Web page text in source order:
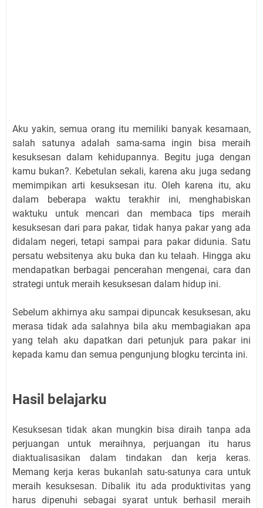
Aku yakin, semua orang itu memiliki banyak kesamaan,
salah satunya adalah sama-sama ingin bisa meraih
kesuksesan dalam kehidupannya. Begitu juga dengan
kamu bukan?. Kebetulan sekali, karena aku juga sedang
memimpikan arti kesuksesan itu. Oleh karena itu, aku
dalam beberapa waktu terakhir ini, menghabiskan
waktuku untuk mencari dan membaca tips meraih
kesuksesan dari para pakar, tidak hanya pakar yang ada
didalam negeri, tetapi sampai para pakar didunia. Satu
persatu websitenya aku buka dan ku telaah. Hingga aku
mendapatkan berbagai pencerahan mengenai, cara dan
strategi untuk meraih kesuksesan dalam hidup ini.
Sebelum akhirnya aku sampai dipuncak kesuksesan, aku
merasa tidak ada salahnya bila aku membagiakan apa
yang telah aku dapatkan dari petunjuk para pakar ini
kepada kamu dan semua pengunjung blogku tercinta ini.
Hasil belajarku
Kesuksesan tidak akan mungkin bisa diraih tanpa ada
perjuangan untuk meraihnya, perjuangan itu harus
diaktualisasikan dalam tindakan dan kerja keras.
Memang kerja keras bukanlah satu-satunya cara untuk
meraih kesuksesan. Dibalik itu ada produktivitas yang
harus dipenuhi sebagai syarat untuk berhasil meraih